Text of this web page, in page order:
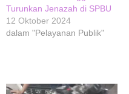
Turunkan Jenazah di SPBU
12 Oktober 2024
dalam "Pelayanan Publik"